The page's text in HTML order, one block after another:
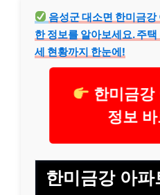
음성군 대소면 한미금
한 정보를 알아보세요. 주
세 현황까지 한눈에!
한미금강
정보 바
한미금강 아파